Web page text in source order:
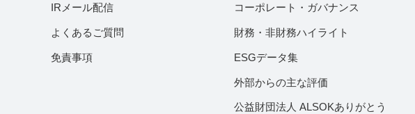
IRメール配信
よくあるご質問
免責事項
コーポレート・ガバナンス
財務・非財務ハイライト
ESGデータ集
外部からの主な評価
公益財団法人 ALSOKありがとう